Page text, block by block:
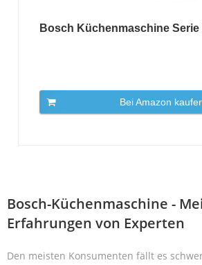
Bosch Küchenmaschine Serie
Bei Amazon
Bosch-Küchenmaschine -
Erfahrungen von Experten
Den meisten Konsumenten fällt es